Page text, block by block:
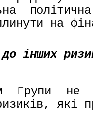
на
інших
Групи
які